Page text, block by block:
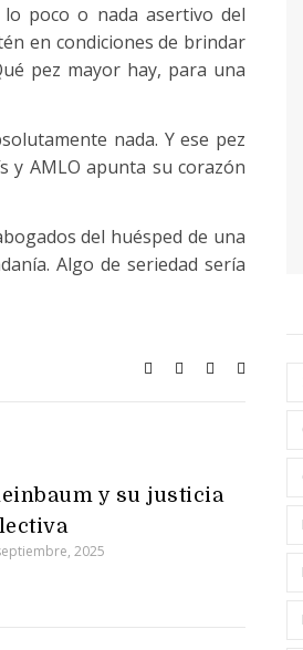
poco o nada asertivo del
en condiciones de brindar
pez mayor hay, para una
nada. Y ese pez
y AMLO apunta su corazón
del huésped de una
Algo de seriedad sería
y su justicia
2025